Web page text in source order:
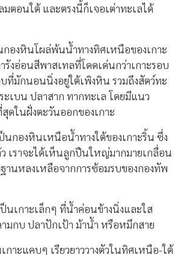
ตอนใต้ และตรงนี้ก็เจอเต่าทะเลได้
กองหินโผล่พ้นน้ำทางทิศเหนือของเกาะ
รังอ่อนสีพาสเทลที่โดดเด่นกว่าเกาะรอบ
ที่มักนอนนิ่งอยู่ใต้เพิงหิน รวมถึงสัตว์ทะ
เบน ปลาสาก ทากทะเล โดยมีแนว
ดในฝั่งตะวันออกของเกาะ
นกองหินเหนือน้ำทางใต้ของเกาะริ้น ซึ่ง
เราจะได้เห็นลูกปืนใหญ่มากมายเกลื่อน
นหลงเหลือจากการซ้อมรบของกองทัพ
ป็นเกาะเล็กๆ ที่น้ำค่อนข้างนิ่งและใส
มกบ ปลาปักเป้า ม้าน้ำ หรือหมึกสาย
กาะแคบๆ เรียวยาววางตัวในทิศเหนือ-ใต้